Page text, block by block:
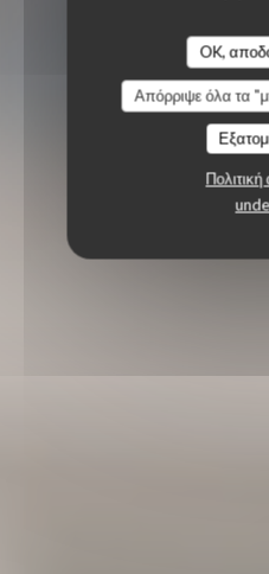
OK,
Απόρριψε όλα τα